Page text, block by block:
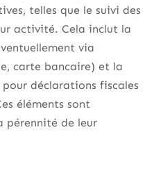
telles que le suivi des
activité. Cela inclut la
via
carte bancaire) et la
déclarations fiscales
éléments sont
pérennité de leur